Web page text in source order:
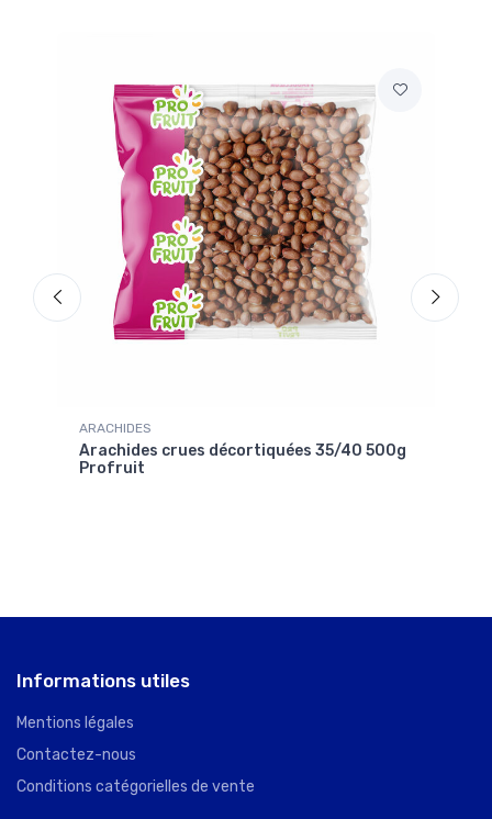
ARACHIDES
Arachides crues décortiquées 35/40 500g
Profruit
Informations utiles
Mentions légales
Contactez-nous
Conditions catégorielles de vente